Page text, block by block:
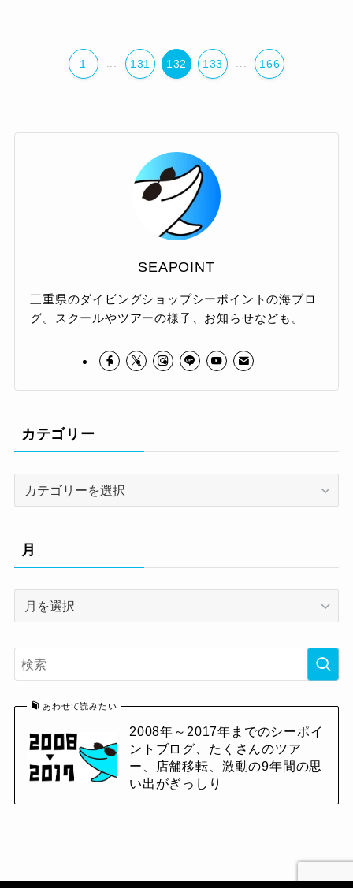
1 131 132 133 166
SEAPOINT
三重県のダイビングショップシーポイントの海ブロ
グ。スクールやツアーの様子、お知らせなども。
カテゴリー
リ
ー
月
あわせて読みたい
2008年～2017年までのシーポイ
ントブログ、たくさんのツア
ー、店舗移転、激動の9年間の思
い出がぎっしり